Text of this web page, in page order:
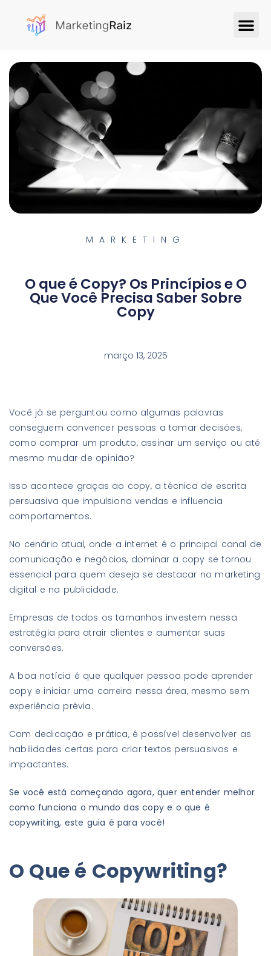
MARKETING
O que é Copy? Os Princípios e O
Que Você Precisa Saber Sobre
Copy
março 13, 2025
Você já se perguntou como algumas palavras
conseguem convencer pessoas a tomar decisões,
como comprar um produto, assinar um serviço ou até
mesmo mudar de opinião?
Isso acontece graças ao copy, a técnica de escrita
persuasiva que impulsiona vendas e influencia
comportamentos.
No cenário atual, onde a internet é o principal canal de
comunicação e negócios, dominar a copy se tornou
essencial para quem deseja se destacar no marketing
digital e na publicidade.
Empresas de todos os tamanhos investem nessa
estratégia para atrair clientes e aumentar suas
conversões.
A boa notícia é que qualquer pessoa pode aprender
copy e iniciar uma carreira nessa área, mesmo sem
experiência prévia.
Com dedicação e prática, é possível desenvolver as
habilidades certas para criar textos persuasivos e
impactantes.
Se você está começando agora, quer entender melhor
como funciona o mundo das copy e o que é
copywriting, este guia é para você!
O Que é Copywriting?